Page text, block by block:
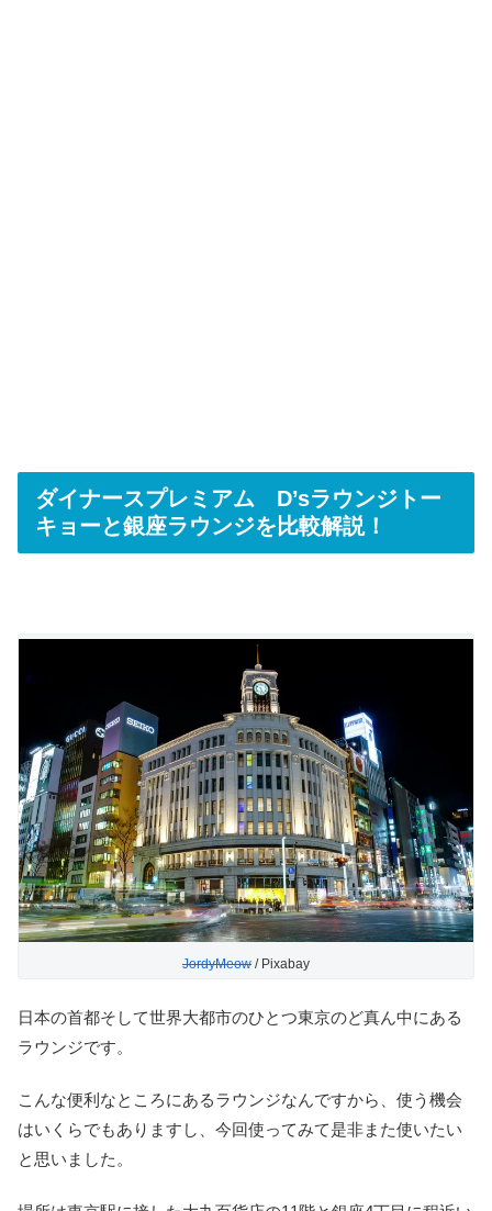
ダイナースプレミアム D’sラウンジトー
キョーと銀座ラウンジを比較解説！
JordyMeow / Pixabay
日本の首都そして世界大都市のひとつ東京のど真ん中にある
ラウンジです。
こんな便利なところにあるラウンジなんですから、使う機会
はいくらでもありますし、今回使ってみて是非また使いたい
と思いました。